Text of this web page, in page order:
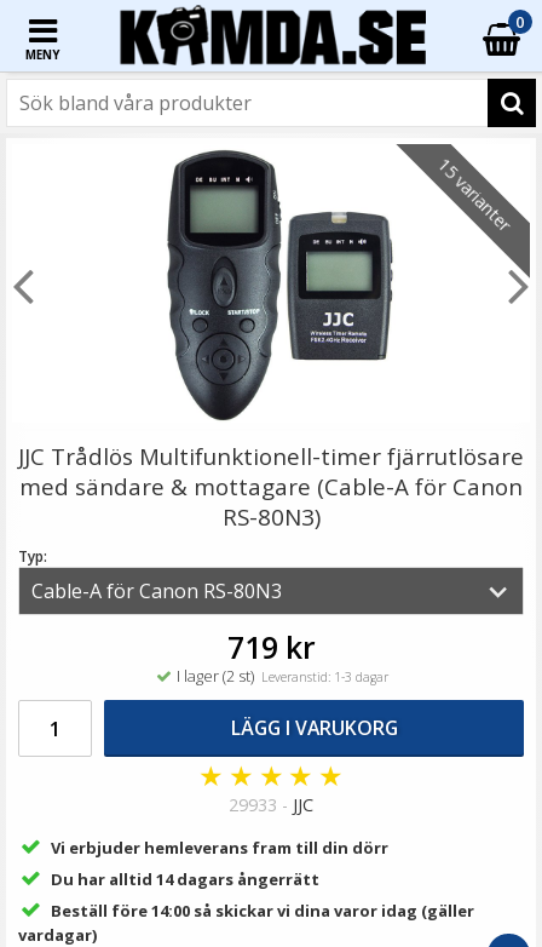
MENY
0
Stativskruv/spigot/gängadapter 3 i 1-kit
LÄGG I VARUKORG
Kiwifotos DHS-1 Värmeslinga för objektiv som
15 varianter
JJC Trådlös Multifunktionell-timer fjärrutlösare
med sändare & mottagare (Cable-A för Canon
RS-80N3)
Typ:
719 kr
I lager (2 st) Leveranstid: 1-3 dagar
LÄGG I VARUKORG
★ ★ ★ ★ ★
29933 - JJC
Vi erbjuder hemleverans fram till din dörr
Du har alltid 14 dagars ångerrätt
Beställ före 14:00 så skickar vi dina varor idag (gäller
vardagar)